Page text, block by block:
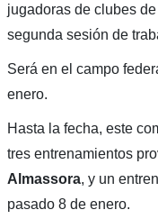
jugadoras de clubes
segunda sesión de
Será en el campo
enero.
Hasta la fecha, este
tres entrenamientos
Almassora, y un
pasado 8 de enero.